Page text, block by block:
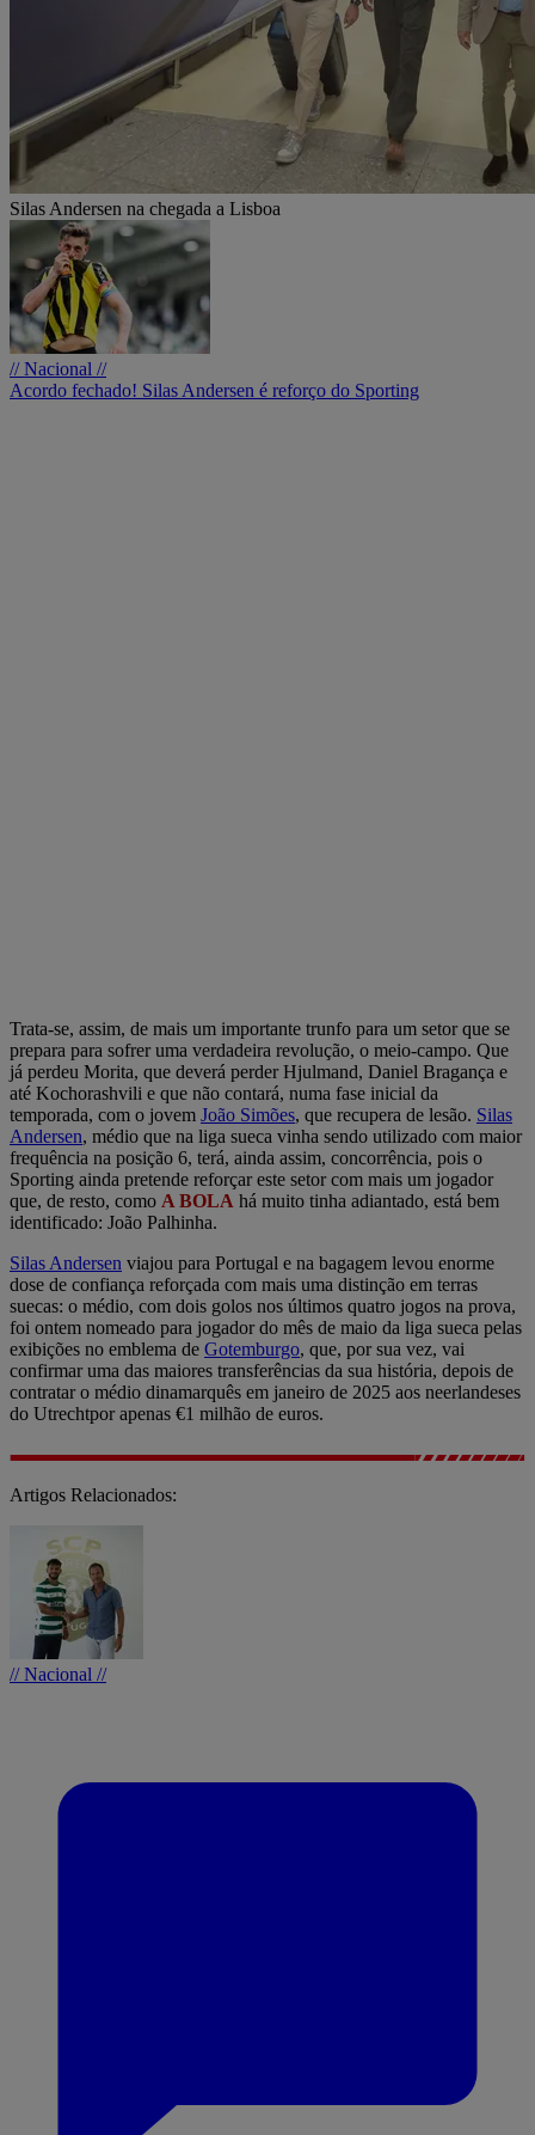
Silas Andersen na chegada a Lisboa
// Nacional //
Acordo fechado! Silas Andersen é reforço do Sporting
Trata-se, assim, de mais um importante trunfo para um setor que se
prepara para sofrer uma verdadeira revolução, o meio-campo. Que
já perdeu Morita, que deverá perder Hjulmand, Daniel Bragança e
até Kochorashvili e que não contará, numa fase inicial da
temporada, com o jovem João Simões, que recupera de lesão. Silas
Andersen, médio que na liga sueca vinha sendo utilizado com maior
frequência na posição 6, terá, ainda assim, concorrência, pois o
Sporting ainda pretende reforçar este setor com mais um jogador
que, de resto, como A BOLA há muito tinha adiantado, está bem
identificado: João Palhinha.
Silas Andersen viajou para Portugal e na bagagem levou enorme
dose de confiança reforçada com mais uma distinção em terras
suecas: o médio, com dois golos nos últimos quatro jogos na prova,
foi ontem nomeado para jogador do mês de maio da liga sueca pelas
exibições no emblema de Gotemburgo, que, por sua vez, vai
confirmar uma das maiores transferências da sua história, depois de
contratar o médio dinamarquês em janeiro de 2025 aos neerlandeses
do Utrechtpor apenas €1 milhão de euros.
Artigos Relacionados:
// Nacional //